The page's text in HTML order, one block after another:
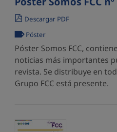
Descargar PDF
Póster
Póster Somos FCC,
noticias más importantes
revista. Se distribuye en
Grupo FCC está presente.